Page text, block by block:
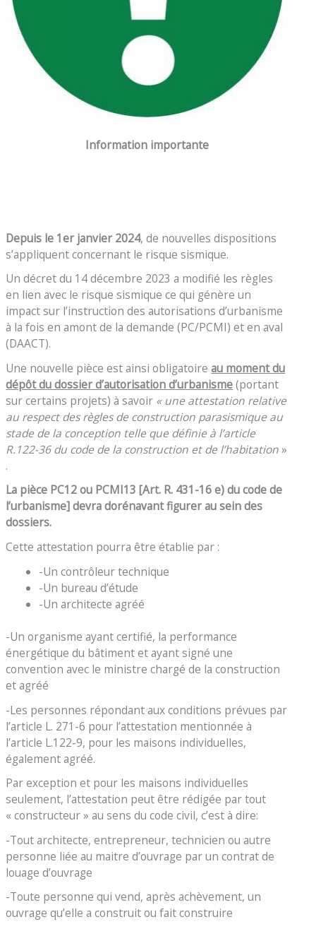
Information importante
Depuis le 1er janvier 2024, de nouvelles dispositions
s’appliquent concernant le risque sismique.
Un décret du 14 décembre 2023 a modifié les règles
en lien avec le risque sismique ce qui génère un
impact sur l’instruction des autorisations d’urbanisme
à la fois en amont de la demande (PC/PCMI) et en aval
(DAACT).
Une nouvelle pièce est ainsi obligatoireau moment du
dépôt du dossier d’autorisation d’urbanisme(portant
sur certains projets) à savoir « une attestation relative
au respect des règles de construction parasismique au
stade de la conception telle que définie à l’article
R.122-36 du code de la construction et de l’habitation»
.
La pièce PC12 ou PCMI13 [Art. R. 431-16 e) du code de
l’urbanisme] devra dorénavant figurer au sein des
dossiers.
Cette attestation pourra être établie par :
-Un contrôleur technique
-Un bureau d’étude
-Un architecte agréé
-Un organisme ayant certifié, la performance
énergétique du bâtiment et ayant signé une
convention avec le ministre chargé de la construction
et agréé
-Les personnes répondant aux conditions prévues par
l’article L. 271-6 pour l’attestation mentionnée à
l’article L.122-9, pour les maisons individuelles,
également agréé.
Par exception et pour les maisons individuelles
seulement, l’attestation peut être rédigée par tout
« constructeur » au sens du code civil, c’est à dire:
-Tout architecte, entrepreneur, technicien ou autre
personne liée au maitre d’ouvrage par un contrat de
louage d’ouvrage
-Toute personne qui vend, après achèvement, un
ouvrage qu’elle a construit ou fait construire